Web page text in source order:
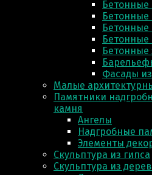
Бетонные
Бетонные
Бетонные
Бетонные
Бетонные
Фасады
Малые
Памятники
камня
Ангелы
Надгробные
Элементы
Скульптура из гипса
Скульптура из